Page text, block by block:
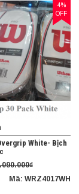
4%
OFF
White- Bịch
Mã: WRZ4017WH